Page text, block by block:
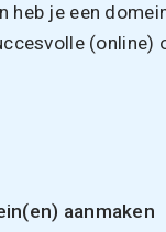
heb je een
(online)
aanmaken